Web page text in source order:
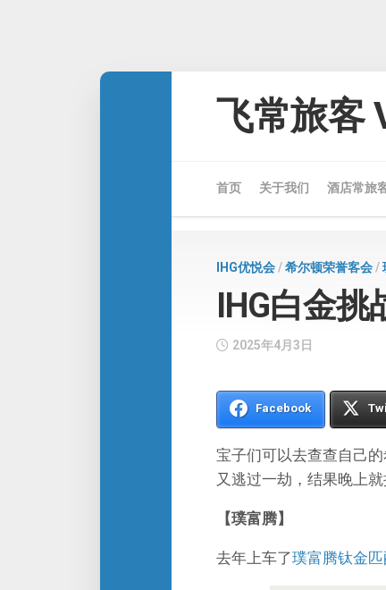
飞常旅客
首页 关于我们 酒店常旅
IHG优悦会/希尔顿荣誉客会/
IHG白金挑
2025年4月3日
Facebook
宝子们可以去查查自己
又逃过一劫，结果晚上就
【璞富腾】
去年上车了璞富腾钛金